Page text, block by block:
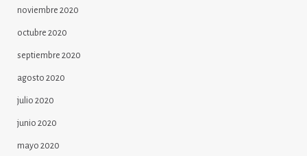
noviembre 2020
octubre 2020
septiembre 2020
agosto 2020
julio 2020
junio 2020
mayo 2020